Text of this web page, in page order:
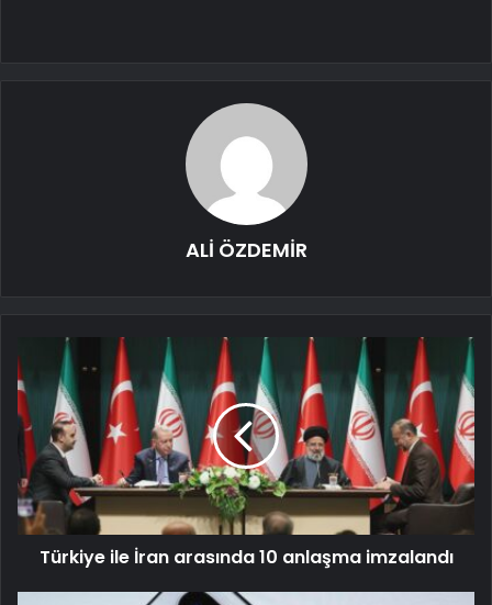
ALİ ÖZDEMİR
Türkiye ile İran arasında 10 anlaşma imzalandı